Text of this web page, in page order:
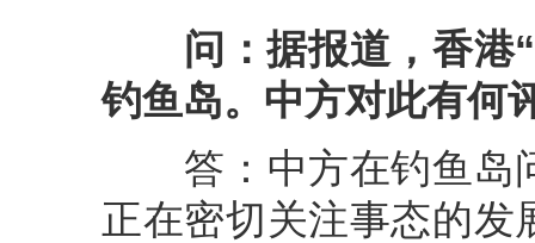
问：据报道，香港
钓鱼岛。中方对此有何
答：中方在钓鱼岛
正在密切关注事态的发